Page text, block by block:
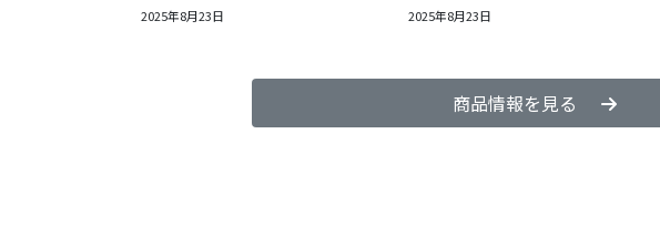
2025年8月23日 2025年8月23日
商品情報を見る